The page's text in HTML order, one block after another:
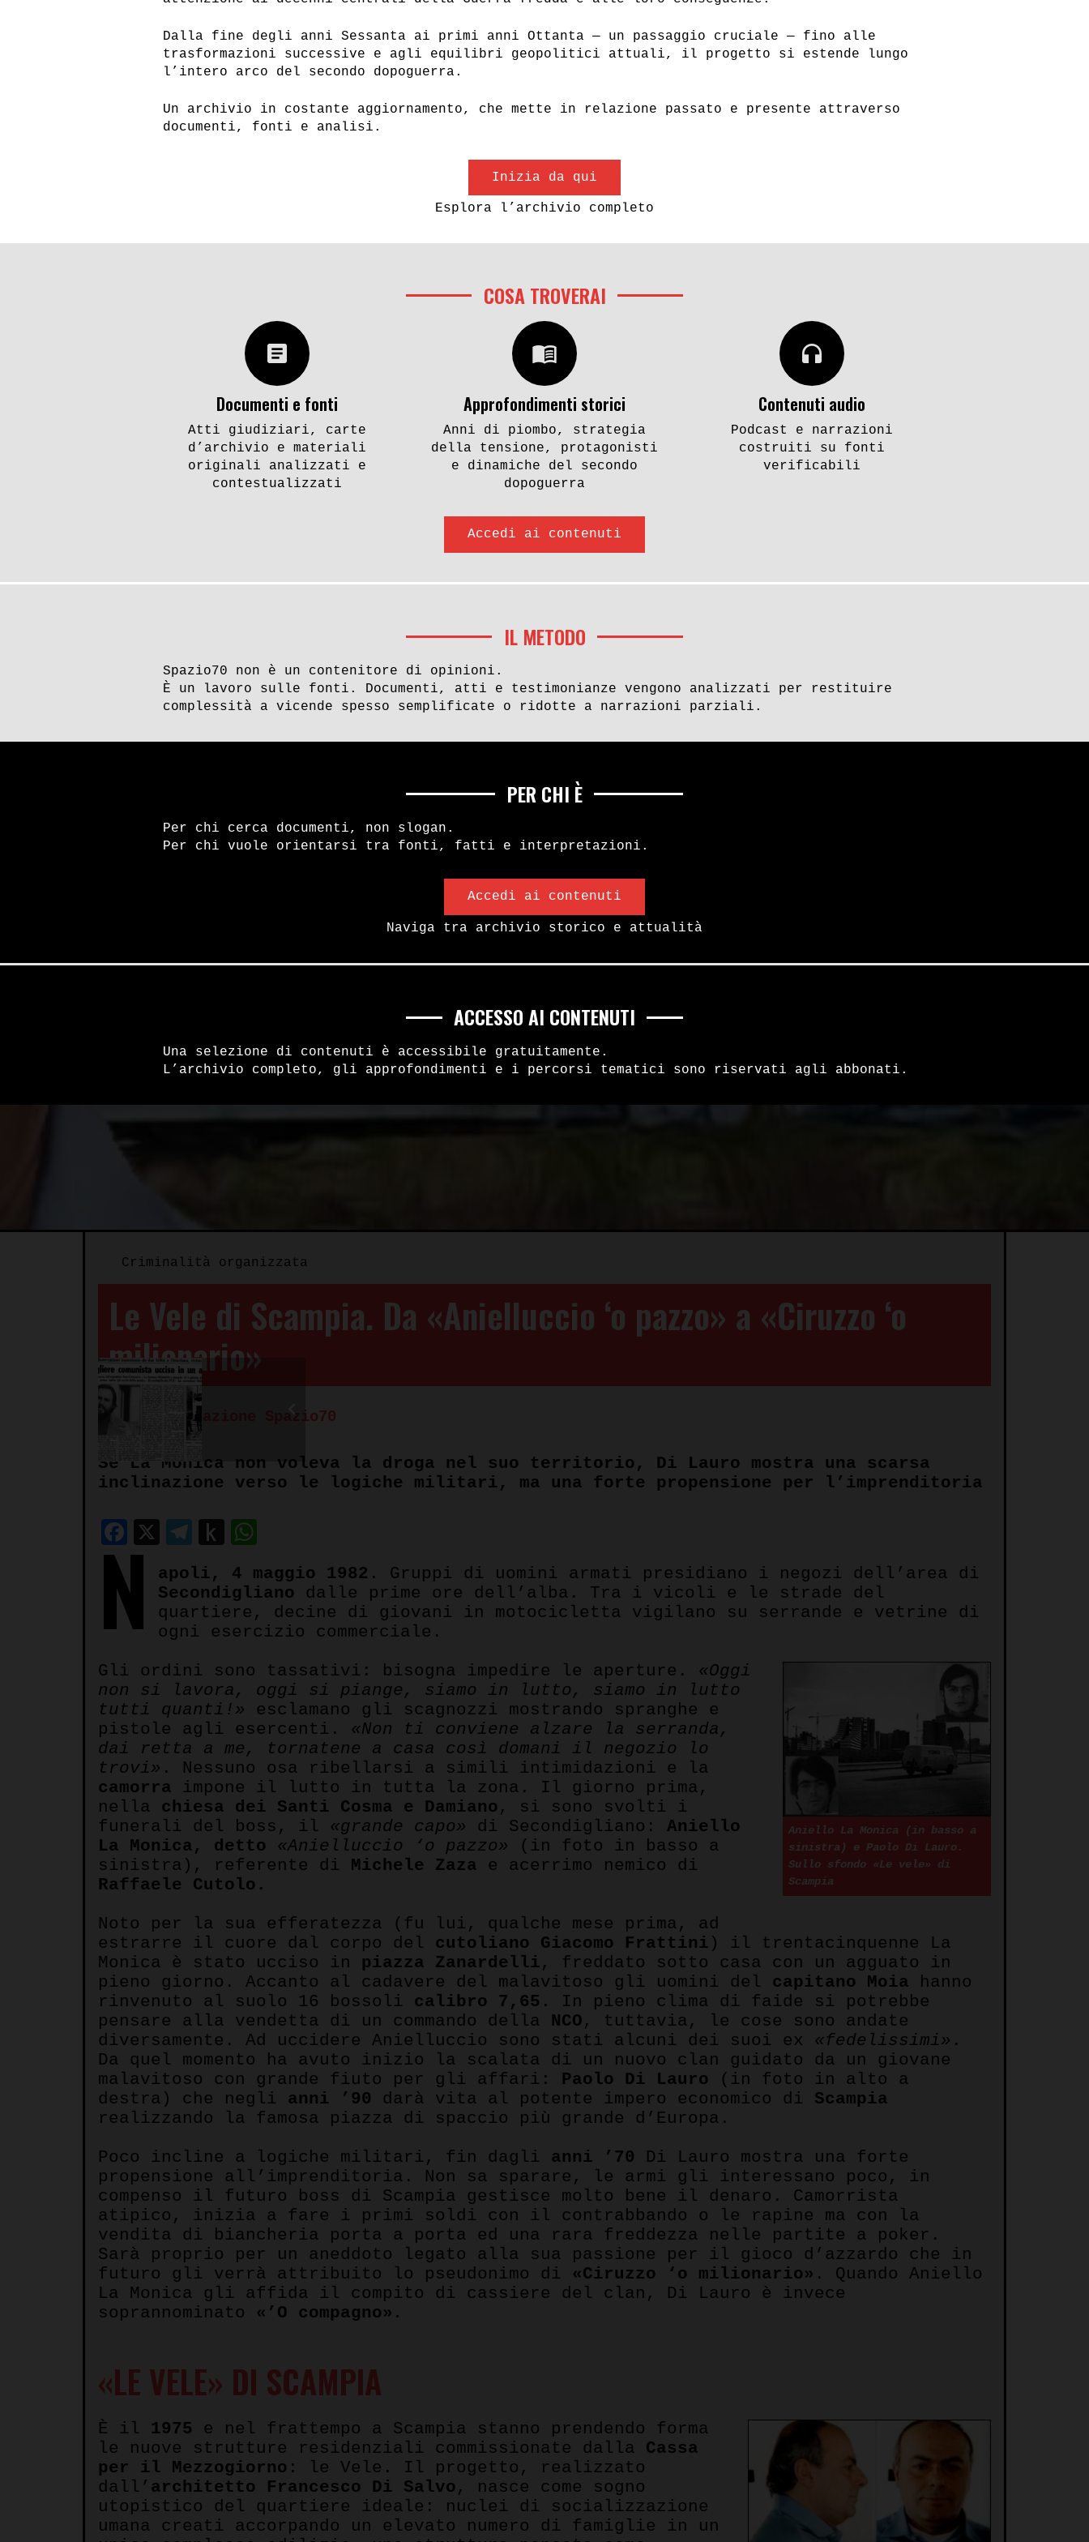
Criminalità organizzata
Le Vele di Scampia. Da «Anielluccio ‘o pazzo» a «Ciruzzo ‘o
milionario»
Redazione Spazio70
Se La Monica non voleva la droga nel suo territorio, Di Lauro mostra una scarsa
inclinazione verso le logiche militari, ma una forte propensione per l’imprenditoria
Facebook
X Telegram
Push
Kindle
N apoli, 4 maggio 1982 . Gruppi di uomini armati presidiano i negozi dell’area di
Secondigliano
dalle prime ore dell’alba. Tra i vicoli e le strade del
quartiere, decine di giovani in motocicletta vigilano su serrande e vetrine di
ogni esercizio commerciale.
Aniello La Monica (in basso a
sinistra) e Paolo Di Lauro.
Sullo sfondo «Le vele» di
Scampia
Gli ordini sono tassativi: bisogna impedire le aperture. «Oggi
non si lavora, oggi si piange, siamo in lutto, siamo in lutto
tutti quanti!» esclamano gli scagnozzi mostrando spranghe e
pistole agli esercenti. «Non ti conviene alzare la serranda,
dai retta a me, tornatene a casa così domani il negozio lo
trovi» . Nessuno osa ribellarsi a simili intimidazioni e la
camorra impone il lutto in tutta la zona. Il giorno prima,
nella chiesa dei Santi Cosma e Damiano , si sono svolti i
funerali del boss, il «grande capo» di Secondigliano: Aniello
La Monica, detto «Anielluccio ‘o pazzo» (in foto in basso a
sinistra), referente di Michele Zaza e acerrimo nemico di
Raffaele Cutolo.
Noto per la sua efferatezza (fu lui, qualche mese prima, ad
estrarre il cuore dal corpo del cutoliano Giacomo Frattini ) il trentacinquenne La
Monica è stato ucciso in piazza Zanardelli , freddato sotto casa con un agguato in
pieno giorno. Accanto al cadavere del malavitoso gli uomini del capitano Moia hanno
rinvenuto al suolo 16 bossoli calibro 7,65 . In pieno clima di faide si potrebbe
pensare alla vendetta di un commando della NCO , tuttavia, le cose sono andate
diversamente. Ad uccidere Anielluccio sono stati alcuni dei suoi ex «fedelissimi» .
Da quel momento ha avuto inizio la scalata di un nuovo clan guidato da un giovane
malavitoso con grande fiuto per gli affari: Paolo Di Lauro (in foto in alto a
destra) che negli anni ’90 darà vita al potente impero economico di Scampia
realizzando la famosa piazza di spaccio più grande d’Europa.
Poco incline a logiche militari, fin dagli anni ’70 Di Lauro mostra una forte
propensione all’imprenditoria. Non sa sparare, le armi gli interessano poco, in
compenso il futuro boss di Scampia gestisce molto bene il denaro. Camorrista
atipico, inizia a fare i primi soldi con il contrabbando o le rapine ma con la
vendita di biancheria porta a porta ed una rara freddezza nelle partite a poker.
Sarà proprio per un aneddoto legato alla sua passione per il gioco d’azzardo che in
futuro gli verrà attribuito lo pseudonimo di «Ciruzzo ‘o milionario» . Quando Aniello
La Monica gli affida il compito di cassiere del clan, Di Lauro è invece
soprannominato «’O compagno» .
«LE VELE» DI SCAMPIA
È il 1975 e nel frattempo a Scampia stanno prendendo forma
le nuove strutture residenziali commissionate dalla Cassa
per il Mezzogiorno : le Vele. Il progetto, realizzato
dall’ architetto Francesco Di Salvo , nasce come sogno
utopistico del quartiere ideale: nuclei di socializzazione
umana creati accorpando un elevato numero di famiglie in un
Dalla fine degli anni Sessanta ai primi anni Ottanta — un passaggio cruciale — fino alle
trasformazioni successive e agli equilibri geopolitici attuali, il progetto si estende lungo
l’intero arco del secondo dopoguerra.
Un archivio in costante aggiornamento, che mette in relazione passato e presente attraverso
documenti, fonti e analisi.
Inizia da qui
Esplora l’archivio completo
COSA TROVERAI
article
Documenti e fonti
Atti giudiziari, carte
d’archivio e materiali
originali analizzati e
contestualizzati
menu_book
Approfondimenti storici
Anni di piombo, strategia
della tensione, protagonisti
e dinamiche del secondo
dopoguerra
headphones
Contenuti audio
Podcast e narrazioni
costruiti su fonti
verificabili
Accedi ai contenuti
IL METODO
Spazio70 non è un contenitore di opinioni.
È un lavoro sulle fonti. Documenti, atti e testimonianze vengono analizzati per restituire
complessità a vicende spesso semplificate o ridotte a narrazioni parziali.
PER CHI È
Per chi cerca documenti, non slogan.
Per chi vuole orientarsi tra fonti, fatti e interpretazioni.
Accedi ai contenuti
Naviga tra archivio storico e attualità
ACCESSO AI CONTENUTI
Una selezione di contenuti è accessibile gratuitamente.
L’archivio completo, gli approfondimenti e i percorsi tematici sono riservati agli abbonati.